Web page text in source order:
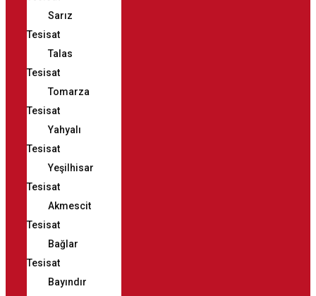
Sarız
Tesisat
Talas
Tesisat
Tomarza
Tesisat
Yahyalı
Tesisat
Yeşilhisar
Tesisat
Akmescit
Tesisat
Bağlar
Tesisat
Bayındır